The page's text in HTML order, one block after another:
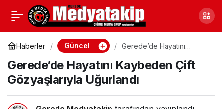
Haberler Güncel
Gerede’de Hayatını
Gözyaşlarıyla Uğurlandı
Gerede’de Hayatını Kaybeden Çift
Gözyaşlarıyla Uğurlandı
Bolu’da 15 Yaşındaki
Azra Hayallerinden
Vazgeçmedi
Paylaş